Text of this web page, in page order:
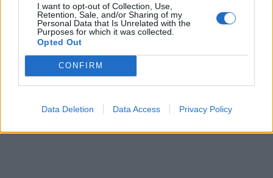
I want to opt-out of Collection, Use,
Retention, Sale, and/or Sharing of my
Personal Data that Is Unrelated with the
Purposes for which it was collected.
Opted Out
CONFIRM
Data Deletion Data Access Privacy Policy